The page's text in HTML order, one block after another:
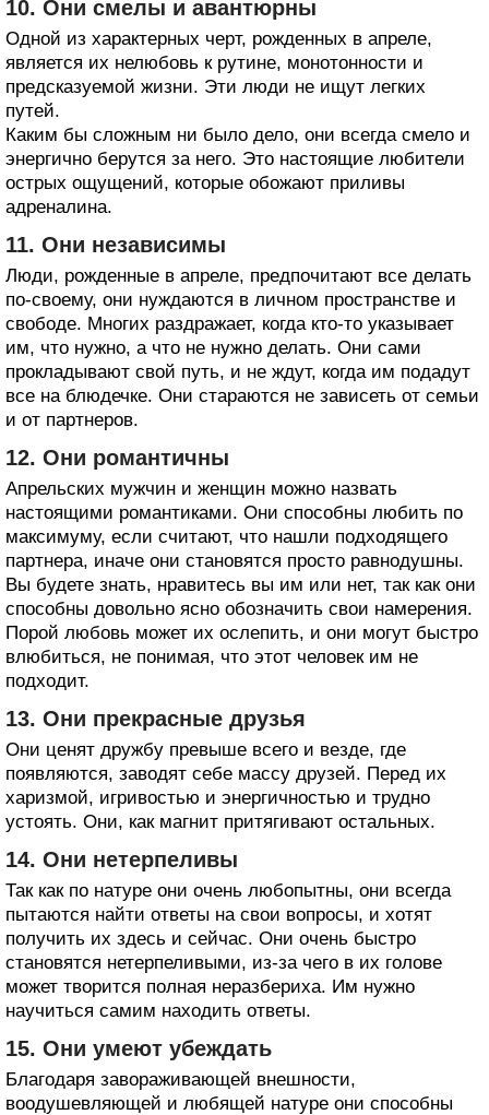
10. Они смелы и авантюрны
Одной из характерных черт, рожденных в апреле,
является их нелюбовь к рутине, монотонности и
предсказуемой жизни. Эти люди не ищут легких
путей.
Каким бы сложным ни было дело, они всегда смело и
энергично берутся за него. Это настоящие любители
острых ощущений, которые обожают приливы
адреналина.
11. Они независимы
Люди, рожденные в апреле, предпочитают все делать
по-своему, они нуждаются в личном пространстве и
свободе. Многих раздражает, когда кто-то указывает
им, что нужно, а что не нужно делать. Они сами
прокладывают свой путь, и не ждут, когда им подадут
все на блюдечке. Они стараются не зависеть от семьи
и от партнеров.
12. Они романтичны
Апрельских мужчин и женщин можно назвать
настоящими романтиками. Они способны любить по
максимуму, если считают, что нашли подходящего
партнера, иначе они становятся просто равнодушны.
Вы будете знать, нравитесь вы им или нет, так как они
способны довольно ясно обозначить свои намерения.
Порой любовь может их ослепить, и они могут быстро
влюбиться, не понимая, что этот человек им не
подходит.
13. Они прекрасные друзья
Они ценят дружбу превыше всего и везде, где
появляются, заводят себе массу друзей. Перед их
харизмой, игривостью и энергичностью и трудно
устоять. Они, как магнит притягивают остальных.
14. Они нетерпеливы
Так как по натуре они очень любопытны, они всегда
пытаются найти ответы на свои вопросы, и хотят
получить их здесь и сейчас. Они очень быстро
становятся нетерпеливыми, из-за чего в их голове
может творится полная неразбериха. Им нужно
научиться самим находить ответы.
15. Они умеют убеждать
Благодаря завораживающей внешности,
воодушевляющей и любящей натуре они способны